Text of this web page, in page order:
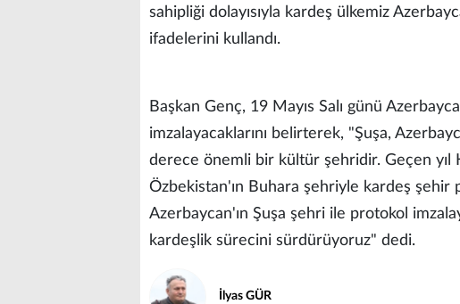
sahipliği dolayısıyla kardeş ülkemiz
ifadelerini kullandı.
Başkan Genç, 19 Mayıs Salı günü
imzalayacaklarını belirterek, "Şuşa,
derece önemli bir kültür şehridir. Geçen yıl
Özbekistan'ın Buhara şehriyle kardeş şehir
Azerbaycan'ın Şuşa şehri ile protokol
kardeşlik sürecini sürdürüyoruz" dedi.
İlyas GÜR